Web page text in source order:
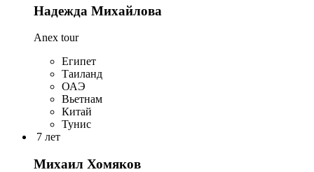
Надежда Михайлова
Anex tour
Египет
Таиланд
ОАЭ
Вьетнам
Китай
Тунис
7 лет
Михаил Хомяков